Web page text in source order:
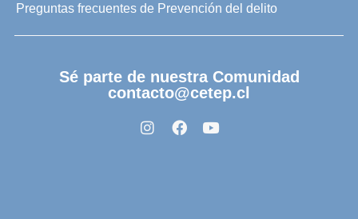
Preguntas frecuentes de Prevención del delito
Sé parte de nuestra Comunidad
contacto@cetep.cl